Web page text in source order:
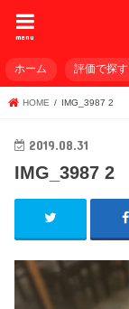
menu
ホーム 評価で探す
HOME IMG_3987 2
2019.08.31
IMG_3987 2